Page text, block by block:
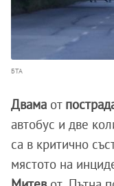
БТА
Двама от
автобус и две
са в критично
мястото на